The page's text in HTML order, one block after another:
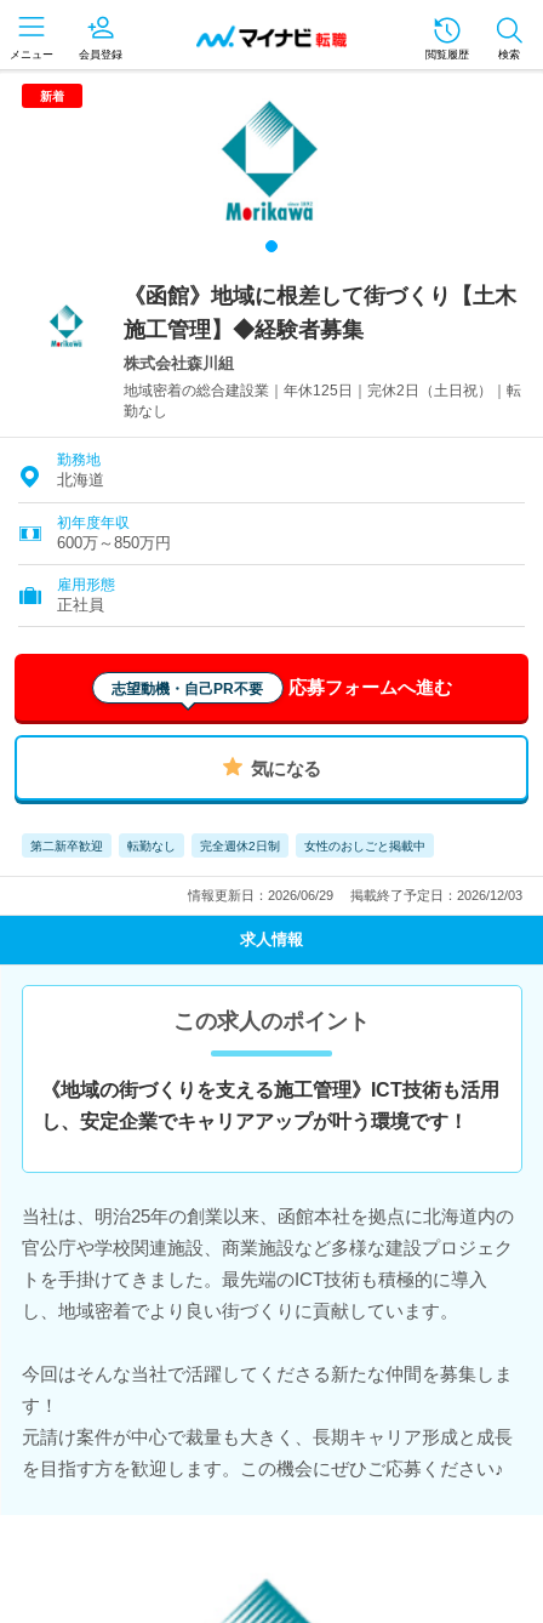
メニュー 会員登録 閲覧履歴 検索
新着
《函館》地域に根差して街づくり【土木
施工管理】◆経験者募集
株式会社森川組
地域密着の総合建設業｜年休125日｜完休2日（土日祝）｜転
勤なし
勤務地
北海道
初年度年収
600万～850万円
雇用形態
正社員
志望動機・自己PR不要 応募フォームへ進む
気になる
第二新卒歓迎 転勤なし 完全週休2日制 女性のおしごと掲載中
情報更新日：2026/06/29 掲載終了予定日：2026/12/03
求人情報
この求人のポイント
《地域の街づくりを支える施工管理》ICT技術も活用
し、安定企業でキャリアアップが叶う環境です！
当社は、明治25年の創業以来、函館本社を拠点に北海道内の
官公庁や学校関連施設、商業施設など多様な建設プロジェク
トを手掛けてきました。最先端のICT技術も積極的に導入
し、地域密着でより良い街づくりに貢献しています。
今回はそんな当社で活躍してくださる新たな仲間を募集しま
す！
元請け案件が中心で裁量も大きく、長期キャリア形成と成長
を目指す方を歓迎します。この機会にぜひご応募ください♪